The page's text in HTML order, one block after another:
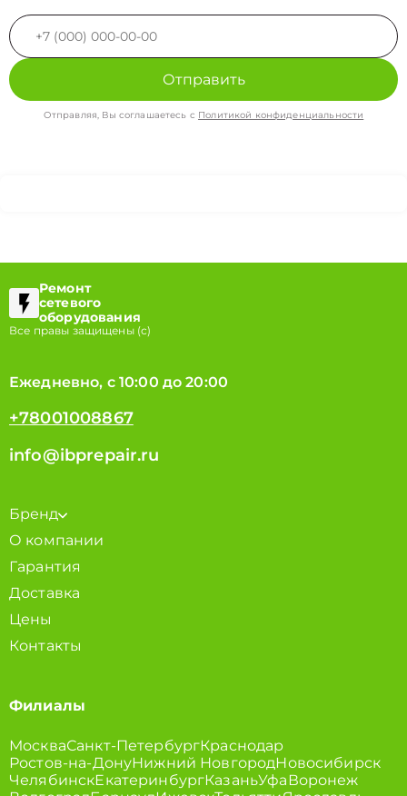
Отправить
Отправляя, Вы соглашаетесь с Политикой конфиденциальности
Ремонт
сетевого
оборудования
Все правы защищены (с)
Ежедневно, с 10:00 до 20:00
+78001008867
info@ibprepair.ru
Бренд
О компании
Гарантия
Доставка
Цены
Контакты
Филиалы
МоскваСанкт-ПетербургКраснодар
Ростов-на-ДонуНижний НовгородНовосибирск
ЧелябинскЕкатеринбургКазаньУфаВоронеж